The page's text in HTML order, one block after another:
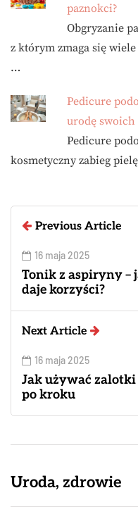
paznokci?
Obgryzanie
z którym zmaga się
…
Pedicure
urodę swoich
Pedicure
kosmetyczny zabieg
Previous Article
16 maja 2025
Tonik z aspiryny –
daje korzyści?
Next Article
16 maja 2025
Jak używać
po kroku
Uroda, zdrowie